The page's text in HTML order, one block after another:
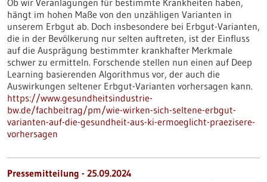
Ob wir Veranlagungen für bestimmte Krankheiten haben,
hängt im hohen Maße von den unzähligen Varianten in
unserem Erbgut ab. Doch insbesondere bei Erbgut-Varianten,
die in der Bevölkerung nur selten auftreten, ist der Einfluss
auf die Ausprägung bestimmter krankhafter Merkmale
schwer zu ermitteln. Forschende stellen nun einen auf Deep
Learning basierenden Algorithmus vor, der auch die
Auswirkungen seltener Erbgut-Varianten vorhersagen kann.
https://www.gesundheitsindustrie-
bw.de/fachbeitrag/pm/wie-wirken-sich-seltene-erbgut-
varianten-auf-die-gesundheit-aus-ki-ermoeglicht-praezisere-
vorhersagen
Pressemitteilung - 25.09.2024